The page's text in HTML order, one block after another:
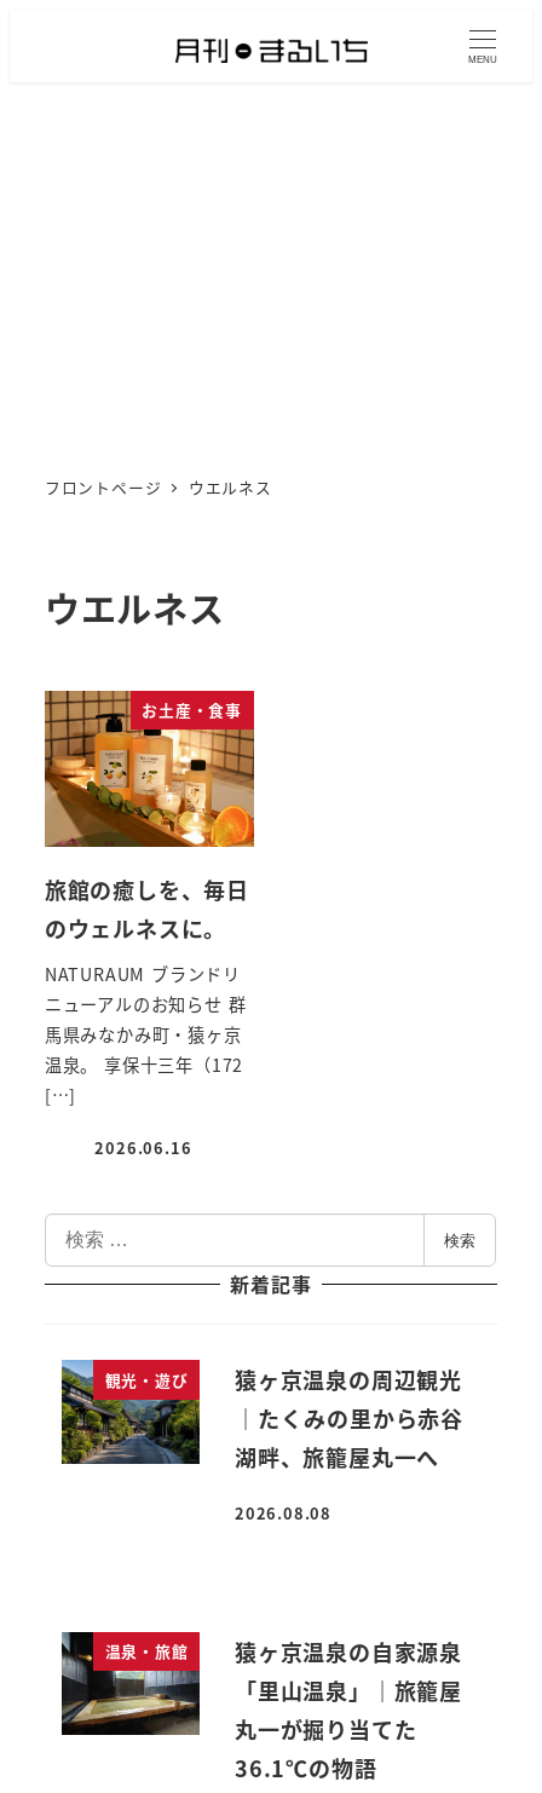
MENU
フロントページ ウエルネス
ウエルネス
お土産・食事
旅館の癒しを、毎日
のウェルネスに。
NATURAUM ブランドリ
ニューアルのお知らせ 群
馬県みなかみ町・猿ヶ京
温泉。 享保十三年（172
[…]
投稿日
2026.06.16
索
検索
新着記事
観光・遊び
猿ヶ京温泉の周辺観光
｜たくみの里から赤谷
湖畔、旅籠屋丸一へ
投稿日
2026.08.08
温泉・旅館
猿ヶ京温泉の自家源泉
「里山温泉」｜旅籠屋
丸一が掘り当てた
36.1℃の物語